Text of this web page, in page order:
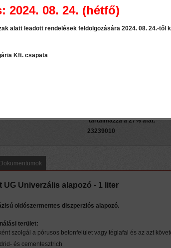
és aljzatra, kül- és beltéri
sárgán pigmentált
A feltüntetett termék
tartalmazza a 27% áfát.
23239010
Dokumentumok
UG Univerzális alapozó - 1 liter
oldószermentes diszperziós alapozó.
terület:
szolgál a pórusos betonfelület vagy téglafal és az azt
és cementesztrich
2024. 08. 24. (hétfő)
alatt leadott rendelések feldolgozására 2024. 08. 24.-től
Kft. csapata